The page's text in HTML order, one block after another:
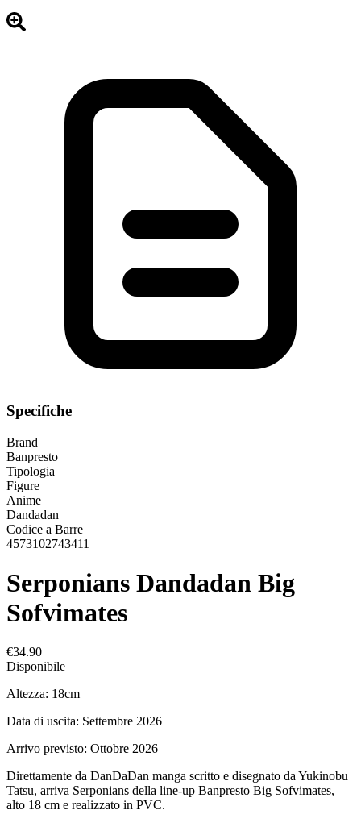
Specifiche
Brand
Banpresto
Tipologia
Figure
Anime
Dandadan
Codice a Barre
4573102743411
Serponians Dandadan Big
Sofvimates
€34.90
Disponibile
Altezza: 18cm
Data di uscita: Settembre 2026
Arrivo previsto: Ottobre 2026
Direttamente da DanDaDan manga scritto e disegnato da Yukinobu
Tatsu, arriva Serponians della line-up Banpresto Big Sofvimates,
alto 18 cm e realizzato in PVC.